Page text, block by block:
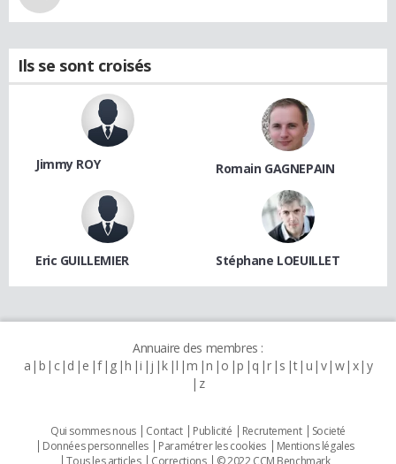
Ils se sont croisés
Jimmy ROY Romain GAGNEPAIN
Eric GUILLEMIER Stéphane LOEUILLET
Annuaire des membres :
a b c d e f g h i j k l m n o p q r s t u v w x y
z
Qui sommes nous Contact Publicité Recrutement
Societé
Données personnelles
Paramétrer les cookies
Mentions légales
Tous les articles
Corrections © 2022 CCM Benchmark